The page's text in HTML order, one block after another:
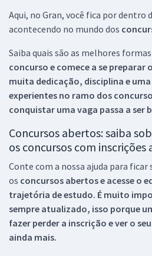
Aqui, no Gran, você fica por dentro
acontecendo no mundo dos
Saiba quais são as melhores formas
concurso e comece a se preparar
muita dedicação, disciplina e
experientes no ramo dos
conquistar uma vaga passa a ser
Concursos abertos: saiba
os concursos com inscrições
Conte com a nossa ajuda para ficar
os concursos abertos e acesse o
trajetória de estudo. É muito
sempre atualizado, isso porque
fazer perder a inscrição e ver o
ainda mais.